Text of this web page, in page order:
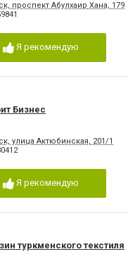
проспект Абулхаир Хана, 179
Я рекомендую
Бизнес
улица Актюбинская, 201/1
Я рекомендую
туркменского текстиля